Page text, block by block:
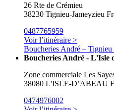
26 Rte de Crémieu
38230 Tignieu-Jameyzieu
0487765959
Voir l’itinéraire >
Boucheries André – Tignieu
Boucheries André - L'Isle
Zone commerciale Les
38080 L'ISLE-D’ABEAU
0474976002